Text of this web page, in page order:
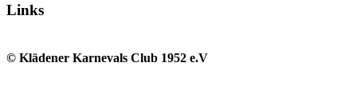
Links
© Klädener Karnevals Club 1952 e.V